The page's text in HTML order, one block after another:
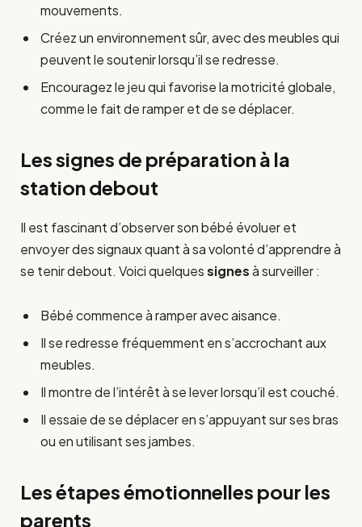
mouvements.
Créez un environnement sûr, avec des meubles qui
peuvent le soutenir lorsqu’il se redresse.
Encouragez le jeu qui favorise la motricité globale,
comme le fait de ramper et de se déplacer.
Les signes de préparation à la
station debout
Il est fascinant d’observer son bébé évoluer et
envoyer des signaux quant à sa volonté d’apprendre à
se tenir debout. Voici quelquessignesà surveiller :
Bébé commence à ramper avec aisance.
Il se redresse fréquemment en s’accrochant aux
meubles.
Il montre de l’intérêt à se lever lorsqu’il est couché.
Il essaie de se déplacer en s’appuyant sur ses bras
ou en utilisant ses jambes.
Les étapes émotionnelles pour les
parents